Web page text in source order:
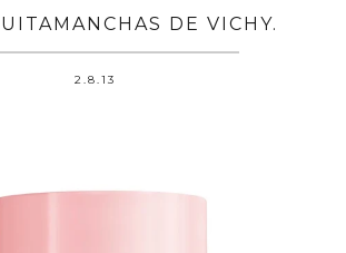
DE VICHY.
2.8.13